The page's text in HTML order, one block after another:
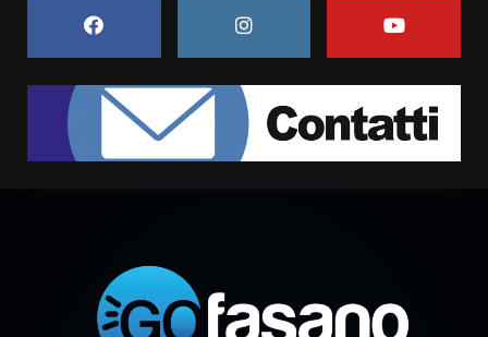
6 Agosto 2026 06:15
1
Rivoluzione”: nuovo
appuntamento con “Fasano in
Banda”
campionato di calcio”
7 Agosto 2026 06:00